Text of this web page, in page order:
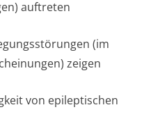
auftreten
(im
zeigen
von epileptischen